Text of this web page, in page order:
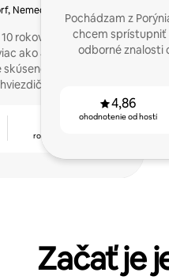
Nemecko
rokov v 3 krajinách,
ako 40 národov a
aby som
pobyty a
rokov hostiteľstva
Pochádzam z
chcem sprístupniť
odborné znalosti
4,86
ohodnotenie od hostí
Začať je